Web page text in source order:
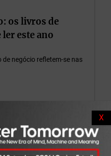
os livros de
este ano
negócio refletem-se nas
X